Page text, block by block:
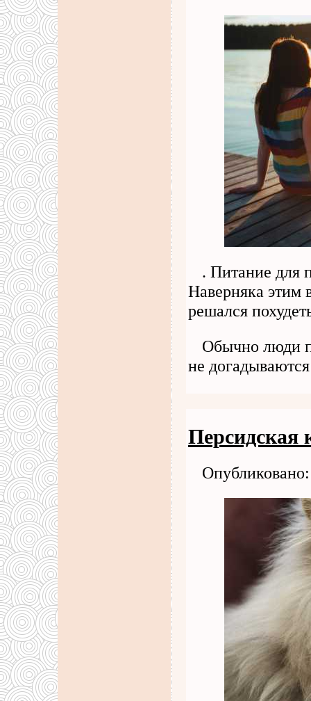
. Питание для
Наверняка этим
решался
Обычно люди
не
Персидская